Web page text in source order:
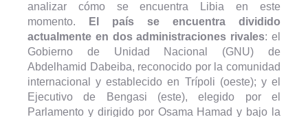
analizar cómo se encuentra Libia en este
momento.
El país se encuentra dividido
actualmente en dos administraciones rivales: el
Gobierno de Unidad Nacional (GNU) de
Abdelhamid Dabeiba, reconocido por la comunidad
internacional y establecido en Trípoli (oeste); y el
Ejecutivo de Bengasi (este), elegido por el
Parlamento y dirigido por Osama Hamad y bajo la